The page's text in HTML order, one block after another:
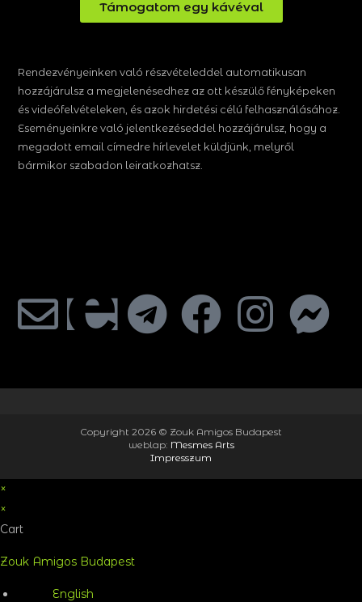
Támogatom egy kávéval
Rendezvényeinken való részvételeddel automatikusan
hozzájárulsz a megjelenésedhez az ott készülő fényképeken
és videófelvételeken, és azok hirdetési célú felhasználásához.
Eseményeinkre való jelentkezéseddel hozzájárulsz, hogy a
megadott email címedre hírlevelet küldjünk, melyről
bármikor szabadon leiratkozhatsz.
weblap: Mesmes Arts
Impresszum
Copyright 2026 © Zouk Amigos Budapest
weblap: Mesmes Arts
Impresszum
×
×
Cart
Zouk Amigos Budapest
English